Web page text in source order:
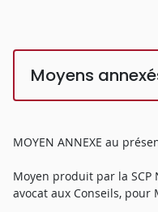
Moyens
MOYEN ANNEXE au
Moyen produit par la SCP
avocat aux Conseils, pour